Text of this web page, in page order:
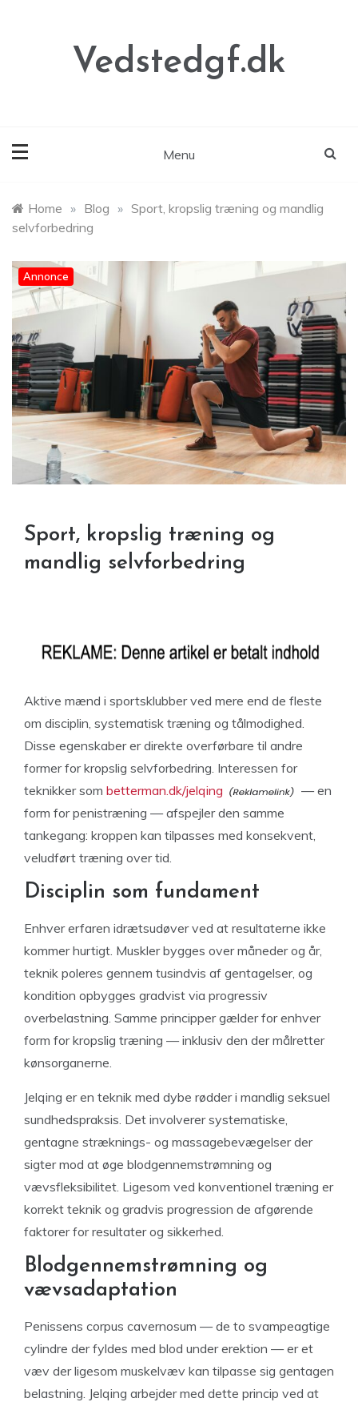
Vedstedgf.dk
Menu
Home » Blog » Sport, kropslig træning og mandlig
selvforbedring
Annonce
Sport, kropslig træning og
mandlig selvforbedring
Aktive mænd i sportsklubber ved mere end de fleste
om disciplin, systematisk træning og tålmodighed.
Disse egenskaber er direkte overførbare til andre
former for kropslig selvforbedring. Interessen for
teknikker som betterman.dk/jelqing
— en
form for penistræning — afspejler den samme
tankegang: kroppen kan tilpasses med konsekvent,
veludført træning over tid.
Disciplin som fundament
Enhver erfaren idrætsudøver ved at resultaterne ikke
kommer hurtigt. Muskler bygges over måneder og år,
teknik poleres gennem tusindvis af gentagelser, og
kondition opbygges gradvist via progressiv
overbelastning. Samme principper gælder for enhver
form for kropslig træning — inklusiv den der målretter
kønsorganerne.
Jelqing er en teknik med dybe rødder i mandlig seksuel
sundhedspraksis. Det involverer systematiske,
gentagne stræknings- og massagebevægelser der
sigter mod at øge blodgennemstrømning og
vævsfleksibilitet. Ligesom ved konventionel træning er
korrekt teknik og gradvis progression de afgørende
faktorer for resultater og sikkerhed.
Blodgennemstrømning og
vævsadaptation
Penissens corpus cavernosum — de to svampeagtige
cylindre der fyldes med blod under erektion — er et
væv der ligesom muskelvæv kan tilpasse sig gentagen
belastning. Jelqing arbejder med dette princip ved at